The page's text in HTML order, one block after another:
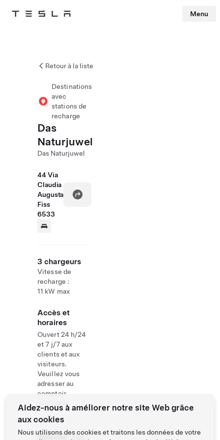
Tesla Menu
Retour à la liste
Destinations
avec
stations de
recharge
Das
Naturjuwel
Das Naturjuwel
44 Via
Claudia
Augusta
Fiss
6533
3 chargeurs
Vitesse de
recharge :
11 kW max
Accès et
horaires
Ouvert 24 h/24
et 7 j/7 aux
clients et aux
visiteurs.
Veuillez vous
adresser au
comptoir
d'accueil
Website +43
Aidez-nous à améliorer notre site Web grâce
aux cookies
Nous utilisons des cookies et traitons les données de votre